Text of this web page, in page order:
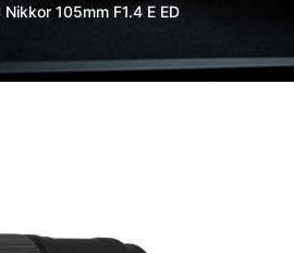
Nikkor 105mm F1.4 E ED